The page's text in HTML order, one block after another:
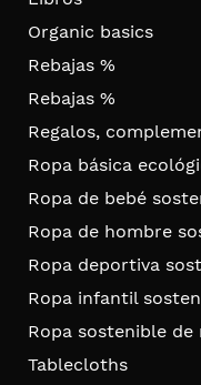
Organic basics
Rebajas %
Rebajas %
Regalos,
Ropa básica
Ropa de bebé
Ropa de hombre
Ropa deportiva
Ropa infantil
Ropa sostenible de
Tablecloths